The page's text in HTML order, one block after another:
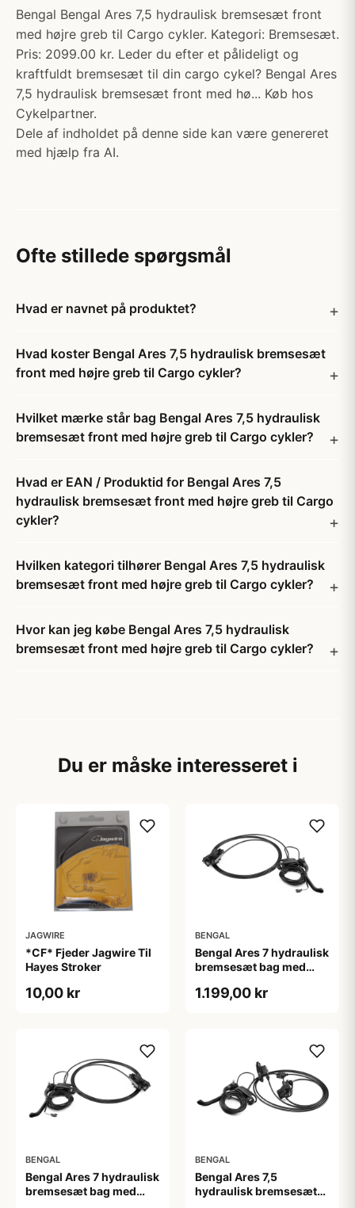
Bengal Bengal Ares 7,5 hydraulisk bremsesæt front
med højre greb til Cargo cykler. Kategori: Bremsesæt.
Pris: 2099.00 kr. Leder du efter et pålideligt og
kraftfuldt bremsesæt til din cargo cykel? Bengal Ares
7,5 hydraulisk bremsesæt front med hø... Køb hos
Cykelpartner.
Dele af indholdet på denne side kan være genereret
med hjælp fra AI.
Ofte stillede spørgsmål
Hvad er navnet på produktet?
Hvad koster Bengal Ares 7,5 hydraulisk bremsesæt
front med højre greb til Cargo cykler?
Hvilket mærke står bag Bengal Ares 7,5 hydraulisk
bremsesæt front med højre greb til Cargo cykler?
Hvad er EAN / Produktid for Bengal Ares 7,5
hydraulisk bremsesæt front med højre greb til Cargo
cykler?
Hvilken kategori tilhører Bengal Ares 7,5 hydraulisk
bremsesæt front med højre greb til Cargo cykler?
Hvor kan jeg købe Bengal Ares 7,5 hydraulisk
bremsesæt front med højre greb til Cargo cykler?
Du er måske interesseret i
JAGWIRE
*CF* Fjeder Jagwire Til
Hayes Stroker
10,00 kr
BENGAL
Bengal Ares 7 hydraulisk
bremsesæt bag med
cykler
1.199,00 kr
BENGAL
Bengal Ares 7 hydraulisk
bremsesæt bag med
BENGAL
Bengal Ares 7,5
hydraulisk bremsesæt